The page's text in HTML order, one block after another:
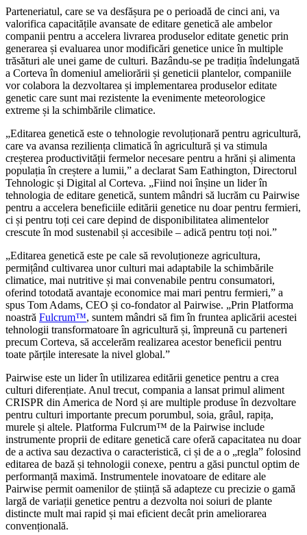
Parteneriatul, care se va desfășura pe o perioadă de cinci ani, va
valorifica capacitățile avansate de editare genetică ale ambelor
companii pentru a accelera livrarea produselor editate genetic prin
generarea și evaluarea unor modificări genetice unice în multiple
trăsături ale unei game de culturi. Bazându-se pe tradiția îndelungată
a Corteva în domeniul ameliorării și geneticii plantelor, companiile
vor colabora la dezvoltarea și implementarea produselor editate
genetic care sunt mai rezistente la evenimente meteorologice
extreme și la schimbările climatice.
„Editarea genetică este o tehnologie revoluționară pentru agricultură,
care va avansa reziliența climatică în agricultură și va stimula
creșterea productivității fermelor necesare pentru a hrăni și alimenta
populația în creștere a lumii,” a declarat Sam Eathington, Directorul
Tehnologic și Digital al Corteva. „Fiind noi înșine un lider în
tehnologia de editare genetică, suntem mândri să lucrăm cu Pairwise
pentru a accelera beneficiile editării genetice nu doar pentru fermieri,
ci și pentru toți cei care depind de disponibilitatea alimentelor
crescute în mod sustenabil și accesibile – adică pentru toți noi.”
„Editarea genetică este pe cale să revoluționeze agricultura,
permițând cultivarea unor culturi mai adaptabile la schimbările
climatice, mai nutritive și mai convenabile pentru consumatori,
oferind totodată avantaje economice mai mari pentru fermieri,” a
spus Tom Adams, CEO și co-fondator al Pairwise. „Prin Platforma
noastră Fulcrum™, suntem mândri să fim în fruntea aplicării acestei
tehnologii transformatoare în agricultură și, împreună cu parteneri
precum Corteva, să accelerăm realizarea acestor beneficii pentru
toate părțile interesate la nivel global.”
Pairwise este un lider în utilizarea editării genetice pentru a crea
culturi diferențiate. Anul trecut, compania a lansat primul aliment
CRISPR din America de Nord și are multiple produse în dezvoltare
pentru culturi importante precum porumbul, soia, grâul, rapița,
murele și altele. Platforma Fulcrum™ de la Pairwise include
instrumente proprii de editare genetică care oferă capacitatea nu doar
de a activa sau dezactiva o caracteristică, ci și de a o „regla” folosind
editarea de bază și tehnologii conexe, pentru a găsi punctul optim de
performanță maximă. Instrumentele inovatoare de editare ale
Pairwise permit oamenilor de știință să adapteze cu precizie o gamă
largă de variații genetice pentru a dezvolta noi soiuri de plante
distincte mult mai rapid și mai eficient decât prin ameliorarea
convențională.